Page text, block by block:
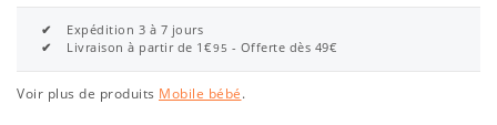
✔
Expédition 3 à 7 jours
✔
Livraison à partir de 1€95 - Offerte dès 49€
Voir plus de produits Mobile bébé.